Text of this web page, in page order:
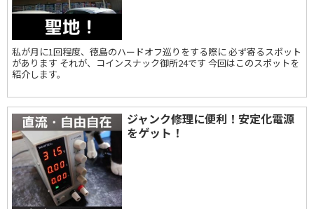
私が月に1回程度、徳島のハードオフ巡りをする際に 必ず寄るスポット
があります それが、コインスナック御所24です 今回はこのスポットを
紹介します。
ジャンク修理に便利！安定化電源
をゲット！